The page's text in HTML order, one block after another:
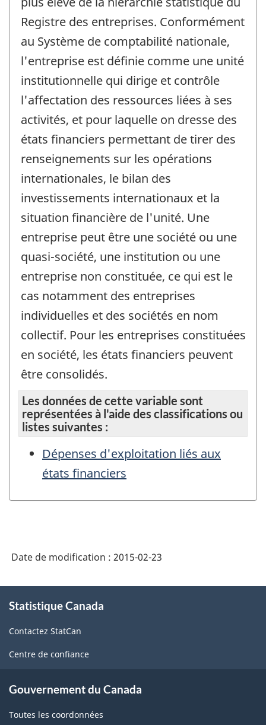
Registre des entreprises. Conformément
au Système de comptabilité nationale,
l'entreprise est définie comme une unité
institutionnelle qui dirige et contrôle
l'affectation des ressources liées à ses
activités, et pour laquelle on dresse des
états financiers permettant de tirer des
renseignements sur les opérations
internationales, le bilan des
investissements internationaux et la
situation financière de l'unité. Une
entreprise peut être une société ou une
quasi-société, une institution ou une
entreprise non constituée, ce qui est le
cas notamment des entreprises
individuelles et des sociétés en nom
collectif. Pour les entreprises constituées
en société, les états financiers peuvent
être consolidés.
Les données de cette variable sont
représentées à l'aide des classifications ou
listes suivantes :
Dépenses d'exploitation liés aux
états financiers
Date de modification : 2015-02-23
propos
ce
site
Statistique Canada
Contactez StatCan
Centre de confiance
Gouvernement du Canada
Toutes les coordonnées